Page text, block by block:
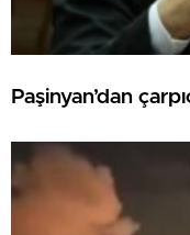
Paşinyan’dan